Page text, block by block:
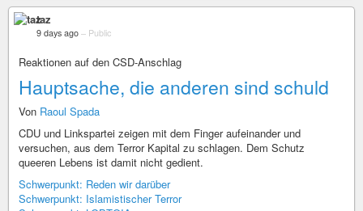
taz
9 days ago – Public
Reaktionen auf den CSD-Anschlag
Hauptsache, die anderen sind schuld
Von Raoul Spada
CDU und Linkspartei zeigen mit dem Finger aufeinander und
versuchen, aus dem Terror Kapital zu schlagen. Dem Schutz
queeren Lebens ist damit nicht gedient.
Schwerpunkt: Reden wir darüber
Schwerpunkt: Islamistischer Terror